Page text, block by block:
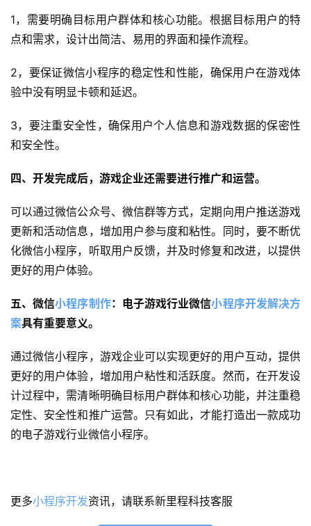
页
于
案
例
服
5
开
发
微
信
小
1，需要明确目标用户群体和核心功能。根据目标用户的特
点和需求，设计出简洁、易用的界面和操作流程。
2，要保证微信小程序的稳定性和性能，确保用户在游戏体
验中没有明显卡顿和延迟。
3，要注重安全性，确保用户个人信息和游戏数据的保密性
和安全性。
四、开发完成后，游戏企业还需要进行推广和运营。
可以通过微信公众号、微信群等方式，定期向用户推送游戏
更新和活动信息，增加用户参与度和粘性。同时，要不断优
化微信小程序，听取用户反馈，并及时修复和改进，以提供
更好的用户体验。
五、微信小程序制作：电子游戏行业微信小程序开发解决方
案具有重要意义。
通过微信小程序，游戏企业可以实现更好的用户互动，提供
更好的用户体验，增加用户粘性和活跃度。然而，在开发设
计过程中，需清晰明确目标用户群体和核心功能，并注重稳
定性、安全性和推广运营。只有如此，才能打造出一款成功
的电子游戏行业微信小程序。
更多小程序开发资讯，请联系新里程科技客服